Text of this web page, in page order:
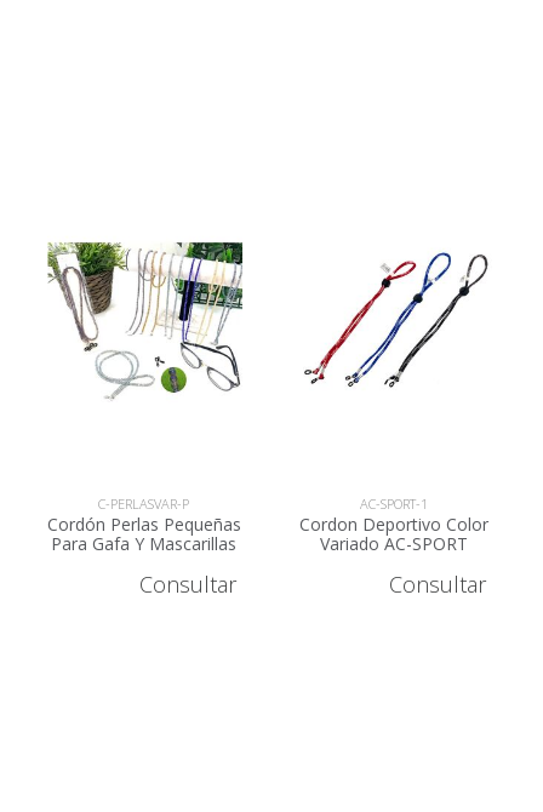
C-PERLASVAR-P
Cordón Perlas Pequeñas
Para Gafa Y Mascarillas
Consultar
AC-SPORT-1
Cordon Deportivo Color
Variado AC-SPORT
Consultar